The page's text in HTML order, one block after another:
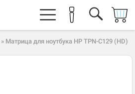
» Матрица для ноутбука HP TPN-C129 (HD)